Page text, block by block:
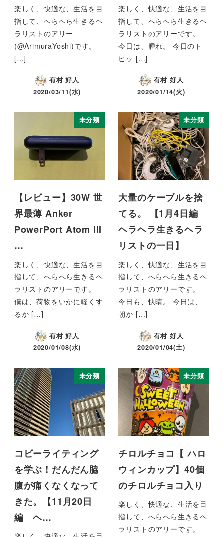
楽しく、快適な、生活を目
指して、へらへら生きるヘ
ラリストのアリー
(@ArimuraYoshi)です。
[…]
有村 好人
2020/03/11(水)
楽しく、快適な、生活を目
指して、へらへら生きるヘ
ラリストのアリーです。
今日は、腫れ。 今日のト
ピッ […]
有村 好人
2020/01/14(火)
未分類
【レビュー】30W 世
界最薄 Anker
PowerPort Atom III
…
楽しく、快適な、生活を目
指して、へらへら生きるヘ
ラリストのアリーです。
僕は、荷物をいかに軽くす
るか […]
有村 好人
2020/01/08(水)
未分類
大量のケーブルを捨
てる。 【1月4日編
ヘラヘラ生きるヘラ
リストの一日】
楽しく、快適な、生活を目
指して、へらへら生きるヘ
ラリストのアリーです。
今日も、快晴。 今日は、
朝か […]
有村 好人
2020/01/04(土)
未分類
コビーライティング
を学ぶ！だんだん脇
腹が痛くなくなって
きた。【11月20日
編 ヘ…
未分類
チロルチョコ【 ハロ
ウィンカップ】40個
のチロルチョコ入り
楽しく、快適な、生活を目
指して、へらへら生きるヘ
ラリストのアリーです。